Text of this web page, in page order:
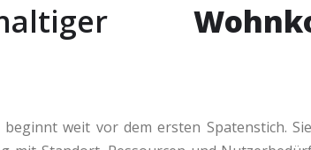
weit vor dem ersten Spatenstich.